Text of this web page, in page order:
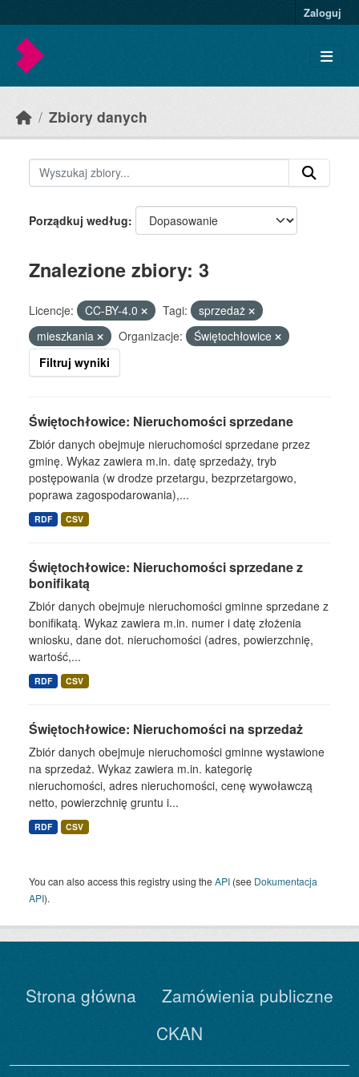
Zaloguj
Zbiory danych
Porządkuj według
Znalezione zbiory: 3
Licencje: CC-BY-4.0 Tagi:
sprzedaż
mieszkania
Organizacje:
Świętochłowice
Filtruj wyniki
Świętochłowice: Nieruchomości sprzedane
Zbiór danych obejmuje nieruchomości sprzedane przez
gminę. Wykaz zawiera m.in. datę sprzedaży, tryb
postępowania (w drodze przetargu, bezprzetargowo,
poprawa zagospodarowania),...
RDF CSV
Świętochłowice: Nieruchomości sprzedane z
bonifikatą
Zbiór danych obejmuje nieruchomości gminne sprzedane z
bonifikatą. Wykaz zawiera m.in. numer i datę złożenia
wniosku, dane dot. nieruchomości (adres, powierzchnię,
wartość,...
RDF CSV
Świętochłowice: Nieruchomości na sprzedaż
Zbiór danych obejmuje nieruchomości gminne wystawione
na sprzedaż. Wykaz zawiera m.in. kategorię
nieruchomości, adres nieruchomości, cenę wywoławczą
netto, powierzchnię gruntu i...
RDF CSV
You can also access this registry using theAPI (see Dokumentacja
API).
Strona główna
Zamówienia publiczne
CKAN